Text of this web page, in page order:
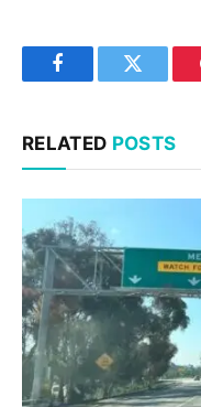
FacebookTwitter
RELATED POSTS